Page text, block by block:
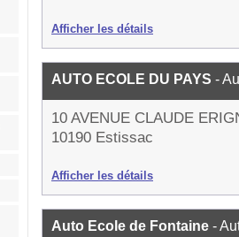
Afficher les détails
AUTO ECOLE DU PAYS -
10 AVENUE CLAUDE
10190 Estissac
Afficher les détails
Auto Ecole de Fontaine -